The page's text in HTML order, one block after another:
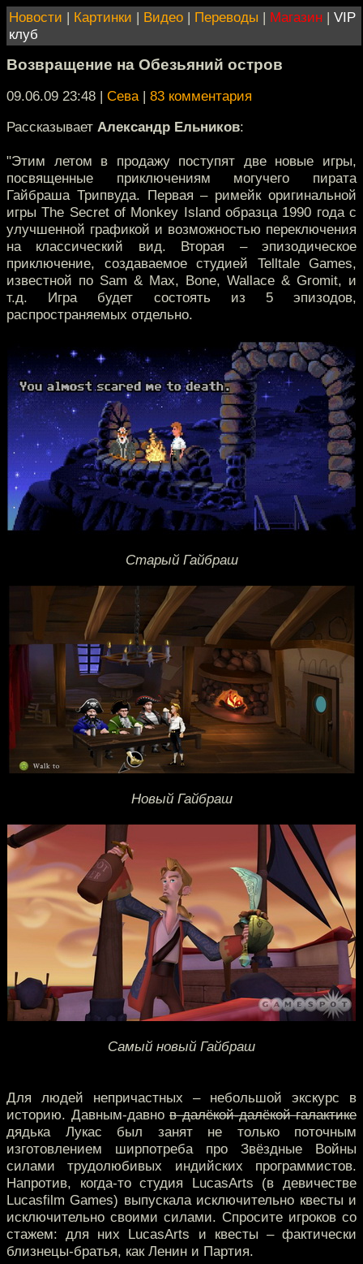
Новости | Картинки | Видео | Переводы | Магазин | VIP
клуб
Возвращение на Обезьяний остров
09.06.09 23:48 | Сева| 83 комментария
Рассказывает Александр Ельников:
"Этим летом в продажу поступят две новые игры,
посвященные приключениям могучего пирата
Гайбраша Трипвуда. Первая – римейк оригинальной
игры The Secret of Monkey Island образца 1990 года с
улучшенной графикой и возможностью переключения
на классический вид. Вторая – эпизодическое
приключение, создаваемое студией Telltale Games,
известной по Sam & Max, Bone, Wallace & Gromit, и
т.д. Игра будет состоять из 5 эпизодов,
распространяемых отдельно.
Старый Гайбраш
Новый Гайбраш
Самый новый Гайбраш
Для людей непричастных – небольшой экскурс в
историю. Давным-давно в далёкой-далёкой галактике
дядька Лукас был занят не только поточным
изготовлением ширпотреба про Звёздные Войны
силами трудолюбивых индийских программистов.
Напротив, когда-то студия LucasArts (в девичестве
Lucasfilm Games) выпускала исключительно квесты и
исключительно своими силами. Спросите игроков со
стажем: для них LucasArts и квесты – фактически
близнецы-братья, как Ленин и Партия.